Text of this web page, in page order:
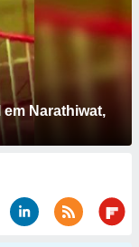
Narathiwat,